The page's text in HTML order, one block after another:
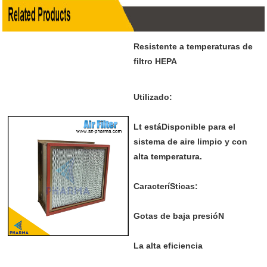
Resistente a temperaturas de
filtro HEPA
Utilizado:
Lt estáDisponible para el
sistema de aire limpio y con
alta temperatura.
CaracteríSticas:
Gotas de baja presióN
La alta eficiencia